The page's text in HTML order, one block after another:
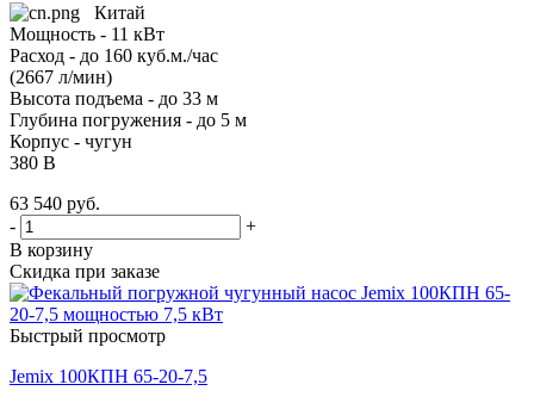
Китай
Мощность - 11 кВт
Расход - до 160 куб.м./час
(2667 л/мин)
Высота подъема - до 33 м
Глубина погружения - до 5 м
Корпус - чугун
380 В
63 540 руб.
-
+
В корзину
Скидка при заказе
Быстрый просмотр
Jemix 100КПН 65-20-7,5